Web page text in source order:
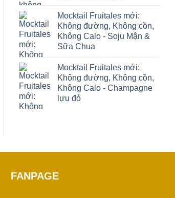
Mocktail Fruitales mới:
Không đường, Không cồn,
Không Calo - Soju Mận &
Sữa Chua
Mocktail Fruitales mới:
Không đường, Không cồn,
Không Calo - Champagne
lựu đỏ
FANPAGE